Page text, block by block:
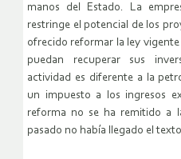
manos del Estado. La
restringe el potencial de los
ofrecido reformar la ley vigente
puedan recuperar sus
actividad es diferente a la
un impuesto a los ingresos
reforma no se ha remitido a
pasado no había llegado el